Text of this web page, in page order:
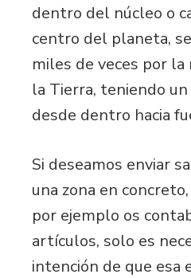
dentro del núcleo o
centro del planeta,
miles de veces por
la Tierra, teniendo
desde dentro hacia
Si deseamos enviar
una zona en
por ejemplo os
artículos, solo es
intención de que esa